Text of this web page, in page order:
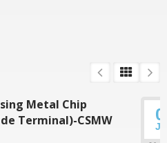
Metal Chip
Terminal)-CSMW